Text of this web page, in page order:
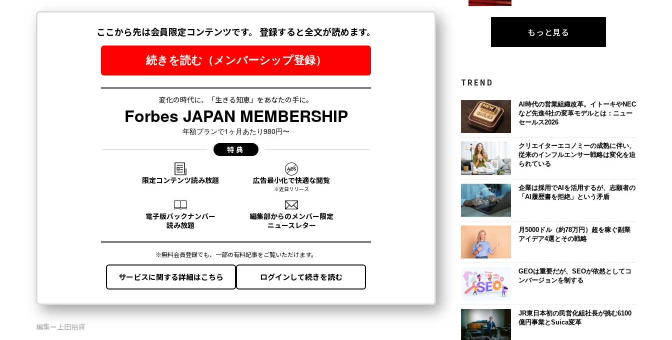
編集＝上田裕資
もっと見る
TREND
AI時代の営業組織改革。イトーキやNEC
など先進4社の変革モデルとは：ニュー
セールス2026
クリエイターエコノミーの成熟に伴い、
従来のインフルエンサー戦略は変化を迫
られている
企業は採用でAIを活用するが、志願者の
「AI履歴書を拒絶」という矛盾
月5000ドル（約78万円）超を稼ぐ副業
アイデア4選とその戦略
GEOは重要だが、SEOが依然としてコ
ンバージョンを制する
JR東日本初の民営化組社長が挑む6100
億円事業とSuica変革